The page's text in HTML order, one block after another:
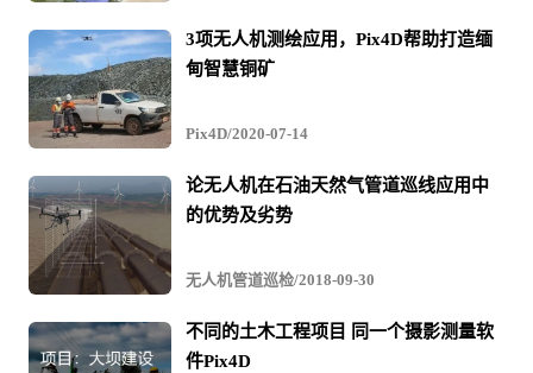
3项无人机测绘应用，Pix4D帮助打造缅
甸智慧铜矿
Pix4D/2020-07-14
论无人机在石油天然气管道巡线应用中
的优势及劣势
无人机管道巡检/2018-09-30
不同的土木工程项目 同一个摄影测量软
件Pix4D